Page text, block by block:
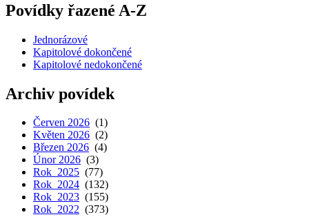
Povídky řazené A-Z
Jednorázové
Kapitolové dokončené
Kapitolové nedokončené
Archiv povídek
Červen 2026 (1)
Květen 2026 (2)
Březen 2026 (4)
Únor 2026 (3)
Rok 2025 (77)
Rok 2024 (132)
Rok 2023 (155)
Rok 2022 (373)